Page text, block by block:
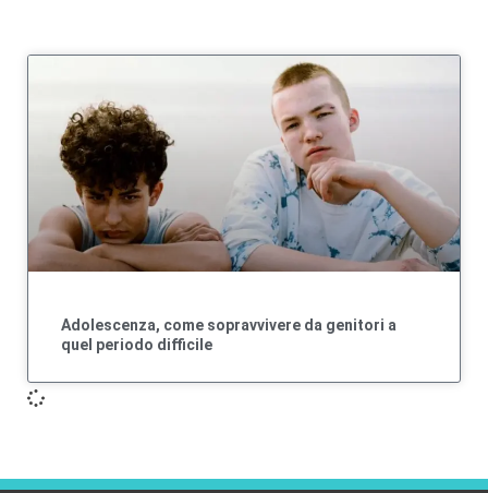
Adolescenza, come sopravvivere da genitori a
quel periodo difficile